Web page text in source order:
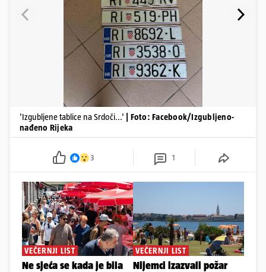
'Izgubljene tablice na Srdoči...'
| Foto: Facebook/Izgubljeno-
nađeno Rijeka
3 1